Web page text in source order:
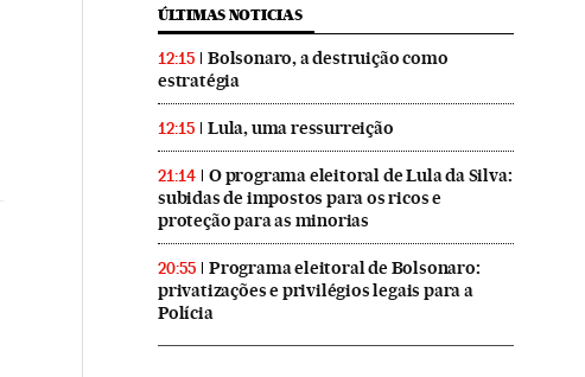
ÚLTIMAS NOTICIAS
12:15
Bolsonaro, a destruição como
estratégia
12:15 Lula, uma ressurreição
21:14
O programa eleitoral de Lula da Silva:
subidas de impostos para os ricos e
proteção para as minorias
20:55
Programa eleitoral de Bolsonaro:
privatizações e privilégios legais para a
Polícia